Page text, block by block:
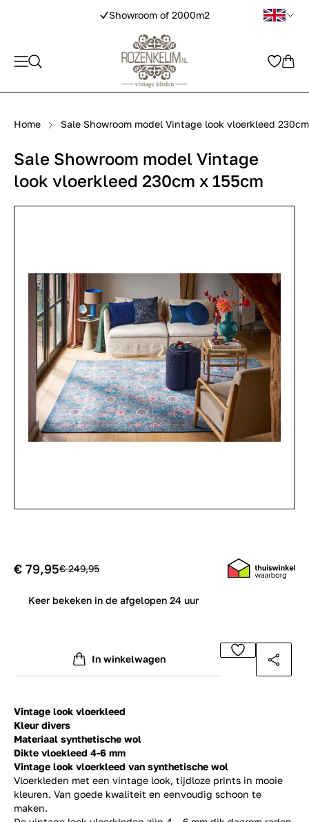
Showroom of 2000m2
Home Sale Showroom model Vintage look vloerkleed
Sale Showroom model Vintage
look vloerkleed 230cm x 155cm
Vintage look vloerkleed
Kleur divers
Materiaal synthetische wol
Dikte vloekleed 4-6 mm
Vintage look vloerkleed van synthetische wol
Vloerkleden met een vintage look, tijdloze prints in mooie
kleuren. Van goede kwaliteit en eenvoudig schoon te
maken.
€ 79,95€ 249,95
Keer bekeken in de afgelopen 24 uur
In winkelwagen